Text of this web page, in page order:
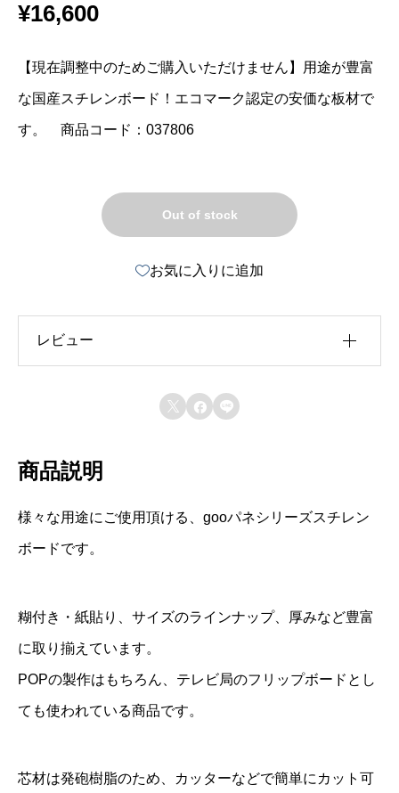
¥16,600
【現在調整中のためご購入いただけません】用途が豊富
な国産スチレンボード！エコマーク認定の安価な板材で
す。 商品コード：037806
Out of stock
お気に入りに追加
レビュー
レビュー投稿には、会員登録が必要です。
会員登録する
  
商品説明
様々な用途にご使用頂ける、gooパネシリーズスチレン
ボードです。
糊付き・紙貼り、サイズのラインナップ、厚みなど豊富
に取り揃えています。
POPの製作はもちろん、テレビ局のフリップボードとし
ても使われている商品です。
芯材は発砲樹脂のため、カッターなどで簡単にカット可